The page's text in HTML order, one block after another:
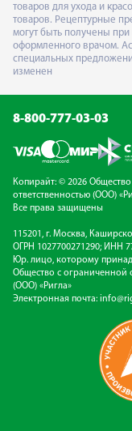
товаров для ухода и
товаров. Рецептурные
могут быть получены
оформленного врачом.
специальных
изменен
8-800-777-03-03
Копирайт: © 2026
ответственностью (ООО)
Все права защищены
115201, г. Москва,
ОГРН 1027700271290; ИНН
Юр. лицо, которому
Общество с ограниченной
(ООО) «Ригла»
Электронная почта: